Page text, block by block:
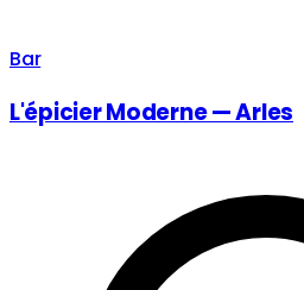
Bar
L'épicier Moderne — Arles